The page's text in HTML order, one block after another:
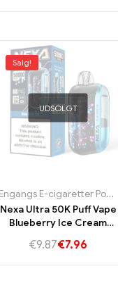
Salg!
UDSOLGT
Engangs E-cigaretter Portugal
Nexa Ultra 50K Puff Vape
Blueberry Ice Cream
røg
€9.87€7.96